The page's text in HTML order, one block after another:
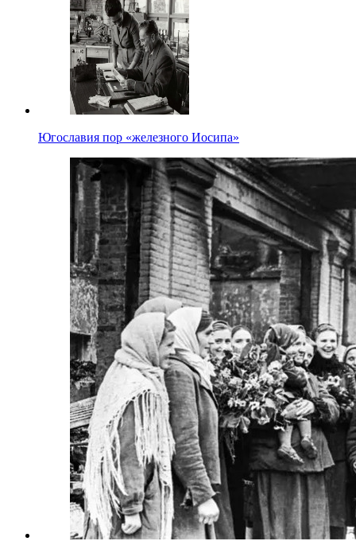
Югославия пор «железного Иосипа»